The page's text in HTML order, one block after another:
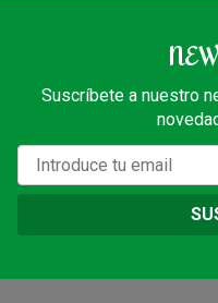
Suscríbete a nuestro